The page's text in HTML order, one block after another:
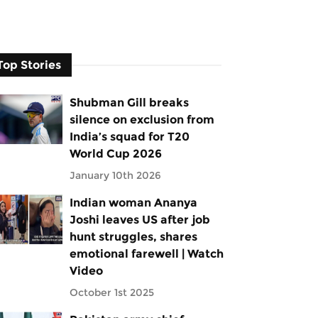
Stories
Shubman Gill breaks
silence on exclusion from
India’s squad for T20
World Cup 2026
January 10th 2026
Indian woman Ananya
Joshi leaves US after job
hunt struggles, shares
emotional farewell | Watch
Video
October 1st 2025